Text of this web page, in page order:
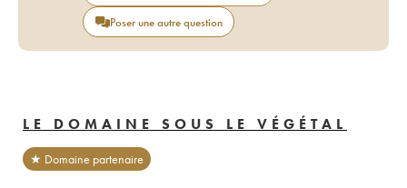
Poser une autre question
LE DOMAINE SOUS LE VÉGÉTAL
★ Domaine partenaire